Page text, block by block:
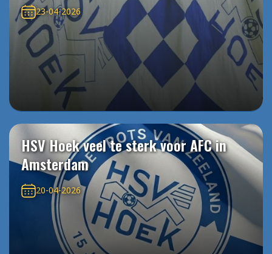
23-04-2026
HSV Hoek veel te sterk voor AFC in
Amsterdam
20-04-2026